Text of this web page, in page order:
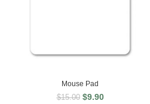
Mouse Pad
$15.00 $9.90